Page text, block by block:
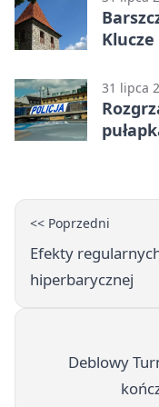
31 lipca
<< Poprzedni
Efekty
hiperbarycznej
Deblowy